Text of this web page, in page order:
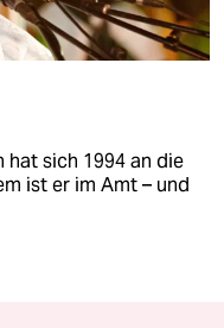
hat sich 1994 an die
ist er im Amt – und